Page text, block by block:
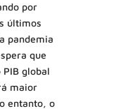
por
últimos
pandemia
que
PIB global
maior
entanto, o